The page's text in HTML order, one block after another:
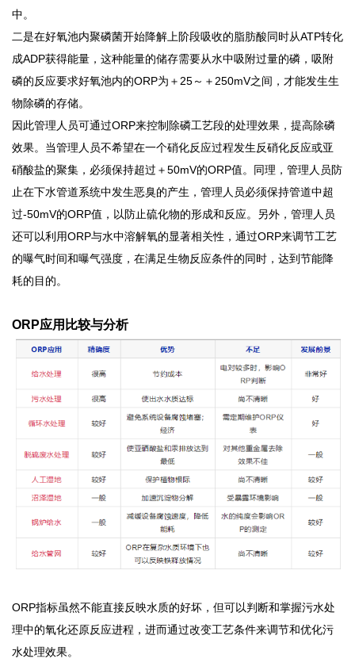
中。
二是在好氧池内聚磷菌开始降解上阶段吸收的脂肪酸同时从ATP转化
成ADP获得能量，这种能量的储存需要从水中吸附过量的磷， 吸附
磷的反应要求好氧池内的ORP为＋25～＋250mV之间， 才能发生生
物除磷的存储。
因此管理人员可通过ORP来控制除磷工艺段的处理效果，提高除磷
效果。当管理人员不希望在一个硝化反应过程发生反硝化反应或亚
硝酸盐的聚集， 必须保持超过＋50mV的ORP值。 同理，管理人员防
止在下水管道系统中发生恶臭的产生，管理人员必须保持管道中超
过-50mV的ORP值，以防止硫化物的形成和反应。
另外，管理人员
还可以利用ORP与水中溶解氧的显著相关性，通过ORP来调节工艺
的曝气时间和曝气强度，在满足生物反应条件的同时，达到节能降
耗的目的。
ORP应用比较与分析
ORP指标虽然不能直接反映水质的好坏， 但可以判断和掌握污水处
理中的氧化还原反应进程，进而通过改变工艺条件来调节和优化污
水处理效果。